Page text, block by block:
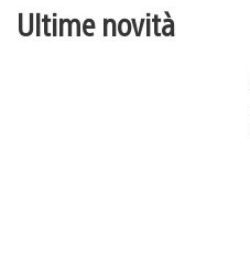
Ultime novità